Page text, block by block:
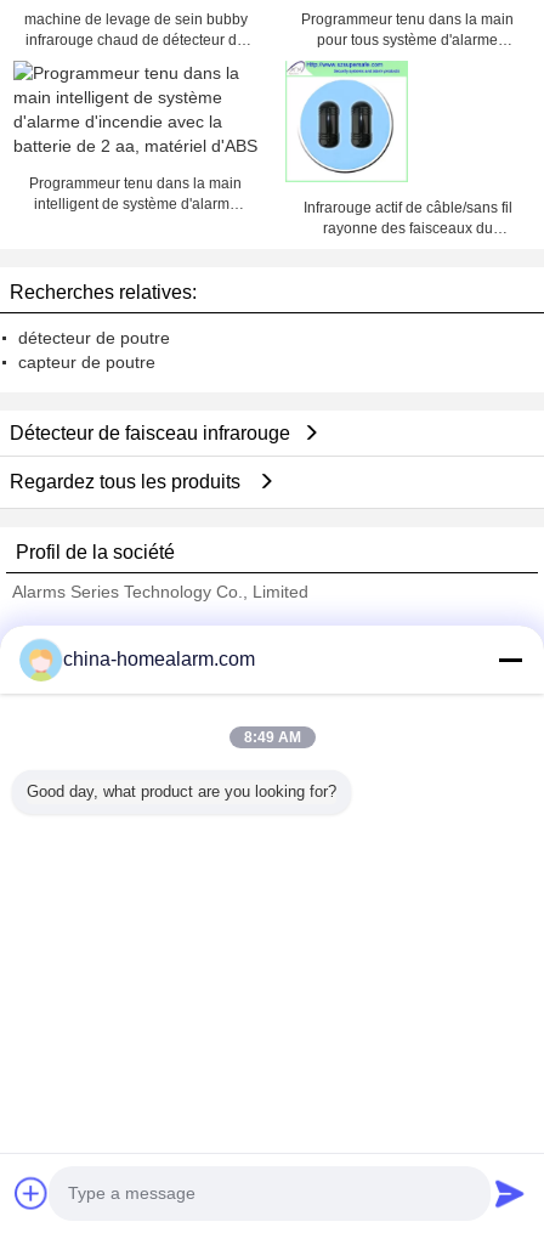
machine de levage de sein bubby
infrarouge chaud de détecteur de
Programmeur tenu dans la main
pour tous système d'alarme
d'incendie intelligent de dispositifs
accessibles de champ
Programmeur tenu dans la main
intelligent de système d'alarme
Infrarouge actif de câble/sans fil
rayonne des faisceaux du
Recherches relatives:
détecteur de poutre
capteur de poutre
Détecteur de faisceau infrarouge
Regardez tous les produits
Profil de la société
Alarms Series Technology Co., Limited
Trust Seal
Verified Suplier
Tous les produits
Developed by
china-homealarm.com
8:49 AM
Good day, what product are you looking for?